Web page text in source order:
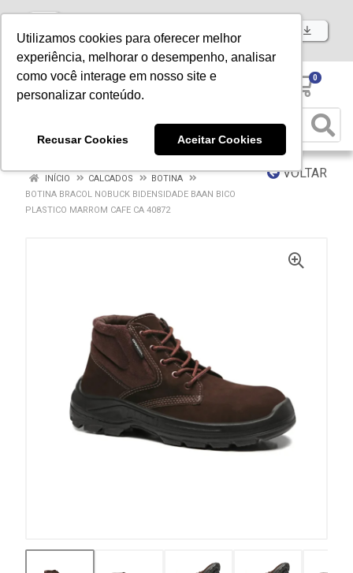
Utilizamos cookies para oferecer melhor
experiência, melhorar o desempenho, analisar
como você interage em nosso site e
personalizar conteúdo.
Recusar Cookies Aceitar Cookies
Baixe já nosso APP
0
VOLTAR
INÍCIO CALCADOS
BOTINA
BOTINA BRACOL NOBUCK BIDENSIDADE BAAN BICO
PLASTICO MARROM CAFE CA 40872